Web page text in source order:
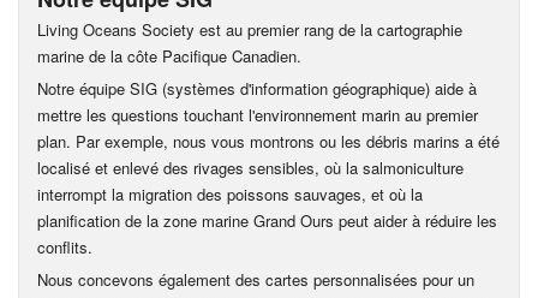
Living Oceans Society est au premier rang de la cartographie
marine de la côte Pacifique Canadien.
Notre équipe SIG (systèmes d'information géographique) aide à
mettre les questions touchant l'environnement marin au premier
plan. Par exemple, nous vous montrons ou les débris marins a été
localisé et enlevé des rivages sensibles, où la salmoniculture
interrompt la migration des poissons sauvages, et où la
planification de la zone marine Grand Ours peut aider à réduire les
conflits.
Nous concevons également des cartes personnalisées pour un